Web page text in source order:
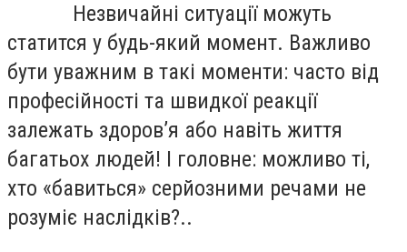
Незвичайні ситуації можуть
статится у будь-який момент. Важливо
бути уважним в такі моменти: часто від
професійності та швидкої реакції
залежать здоров’я або навіть життя
багатьох людей! І головне: можливо ті,
хто «бавиться» серйозними речами не
розуміє наслідків?..